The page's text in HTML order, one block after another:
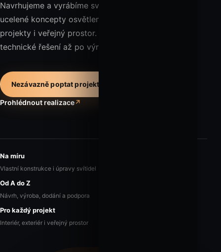
Navrhujeme a vyrábíme svítidla, světelné objekty a
ucelené koncepty osvětlení pro interiéry, komerční
projekty i veřejný prostor. Od první skici přes
technické řešení až po výrobu a dodání.
Nezávazně poptat projekt
Prohlédnout realizace↗
Na míru
Vlastní konstrukce i úpravy svítidel
Od A do Z
Návrh, výroba, dodání a podpora
Pro každý projekt
Interiér, exteriér i veřejný prostor